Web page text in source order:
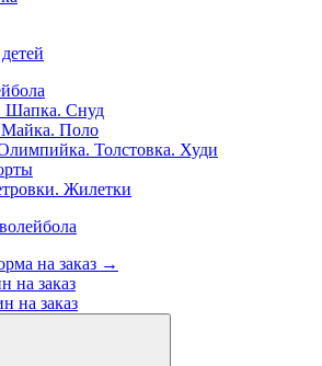
Шапка. Снуд
Поло
Толстовка. Худи
Жилетки
на заказ →
на заказ
на заказ